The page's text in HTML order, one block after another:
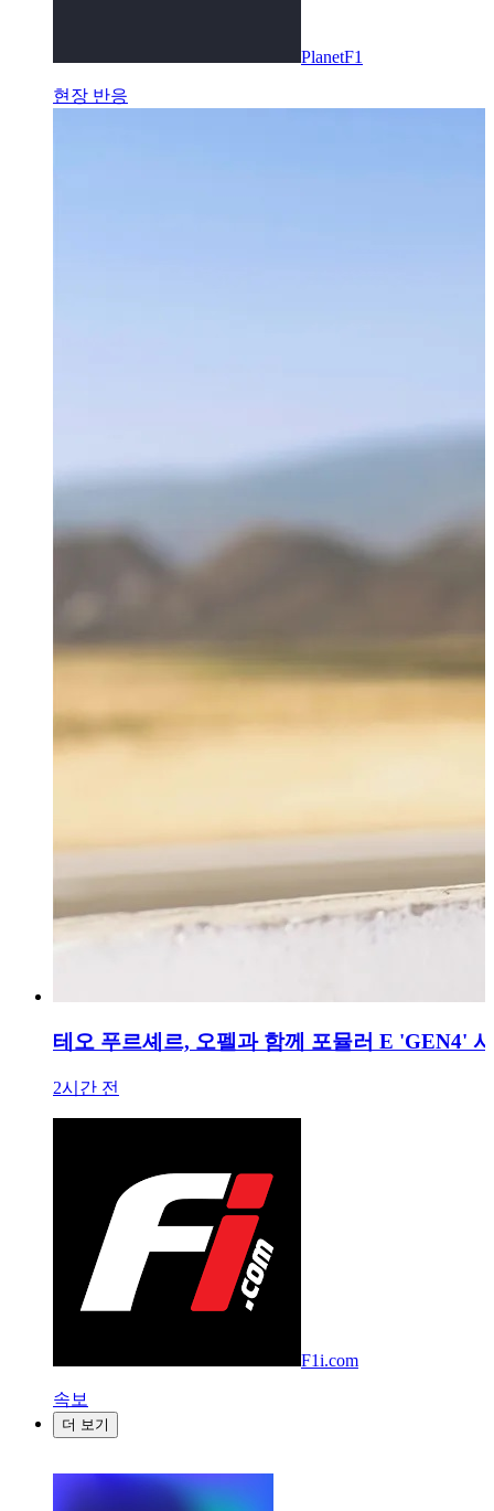
PlanetF1
현장 반응
테오 푸르셰르, 오펠과 함께 포뮬러 E 'GEN4'
2시간 전
F1i.com
속보
더 보기